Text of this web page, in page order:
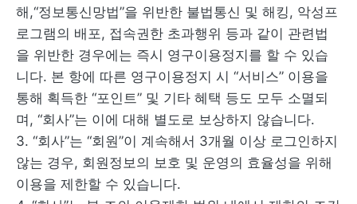
해,“정보통신망법”을 위반한 불법통신 및 해킹, 악성프
로그램의 배포, 접속권한 초과행위 등과 같이 관련법
을 위반한 경우에는 즉시 영구이용정지를 할 수 있습
니다. 본 항에 따른 영구이용정지 시 “서비스” 이용을
통해 획득한 “포인트” 및 기타 혜택 등도 모두 소멸되
며, “회사”는 이에 대해 별도로 보상하지 않습니다.
3. “회사”는 “회원”이 계속해서 3개월 이상 로그인하지
않는 경우, 회원정보의 보호 및 운영의 효율성을 위해
이용을 제한할 수 있습니다.